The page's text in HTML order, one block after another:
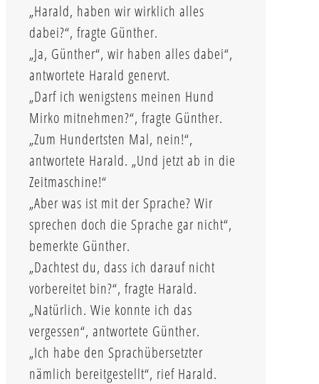
„Harald, haben wir wirklich alles
dabei?“, fragte Günther.
„Ja, Günther“, wir haben alles dabei“,
antwortete Harald genervt.
„Darf ich wenigstens meinen Hund
Mirko mitnehmen?“, fragte Günther.
„Zum Hundertsten Mal, nein!“,
antwortete Harald. „Und jetzt ab in die
Zeitmaschine!“
„Aber was ist mit der Sprache? Wir
sprechen doch die Sprache gar nicht“,
bemerkte Günther.
„Dachtest du, dass ich darauf nicht
vorbereitet bin?“, fragte Harald.
„Natürlich. Wie konnte ich das
vergessen“, antwortete Günther.
„Ich habe den Sprachübersetzter
nämlich bereitgestellt“, rief Harald.